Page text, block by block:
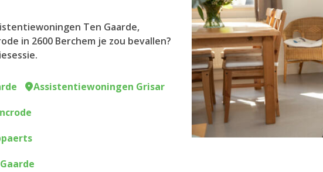
Ten Gaarde,
in 2600 Berchem je zou bevallen?
Assistentiewoningen Grisar